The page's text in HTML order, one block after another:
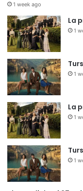
1 week ago
La
1
1
La
1
1